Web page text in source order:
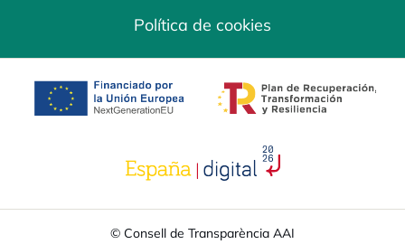
Política de cookies
opens in a new tab opens in a new
opens in a new tab
© Consell de Transparència AAI